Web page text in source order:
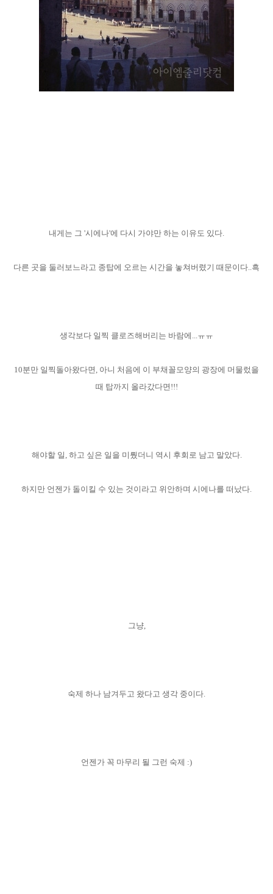
내게는 그 '시에나'에 다시 가야만 하는 이유도 있다.
다른 곳을 둘러보느라고 종탑에 오르는 시간을 놓쳐버렸기 때문이다..흑
생각보다 일찍 클로즈해버리는 바람에...ㅠㅠ
10분만 일찍돌아왔다면, 아니 처음에 이 부채꼴모양의 광장에 머물렀을
때 탑까지 올라갔다면!!!
해야할 일, 하고 싶은 일을 미뤘더니 역시 후회로 남고 말았다.
하지만 언젠가 돌이킬 수 있는 것이라고 위안하며 시에나를 떠났다.
그냥,
숙제 하나 남겨두고 왔다고 생각 중이다.
언젠가 꼭 마무리 될 그런 숙제 :)